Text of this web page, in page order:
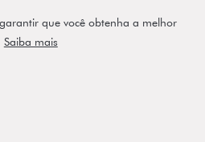
que você obtenha a melhor
Saiba mais
o conteúdo e comunicação deste site. ©
de Melo, 1855 - 14º - Vila Olímpia -
- São Paulo-SP.